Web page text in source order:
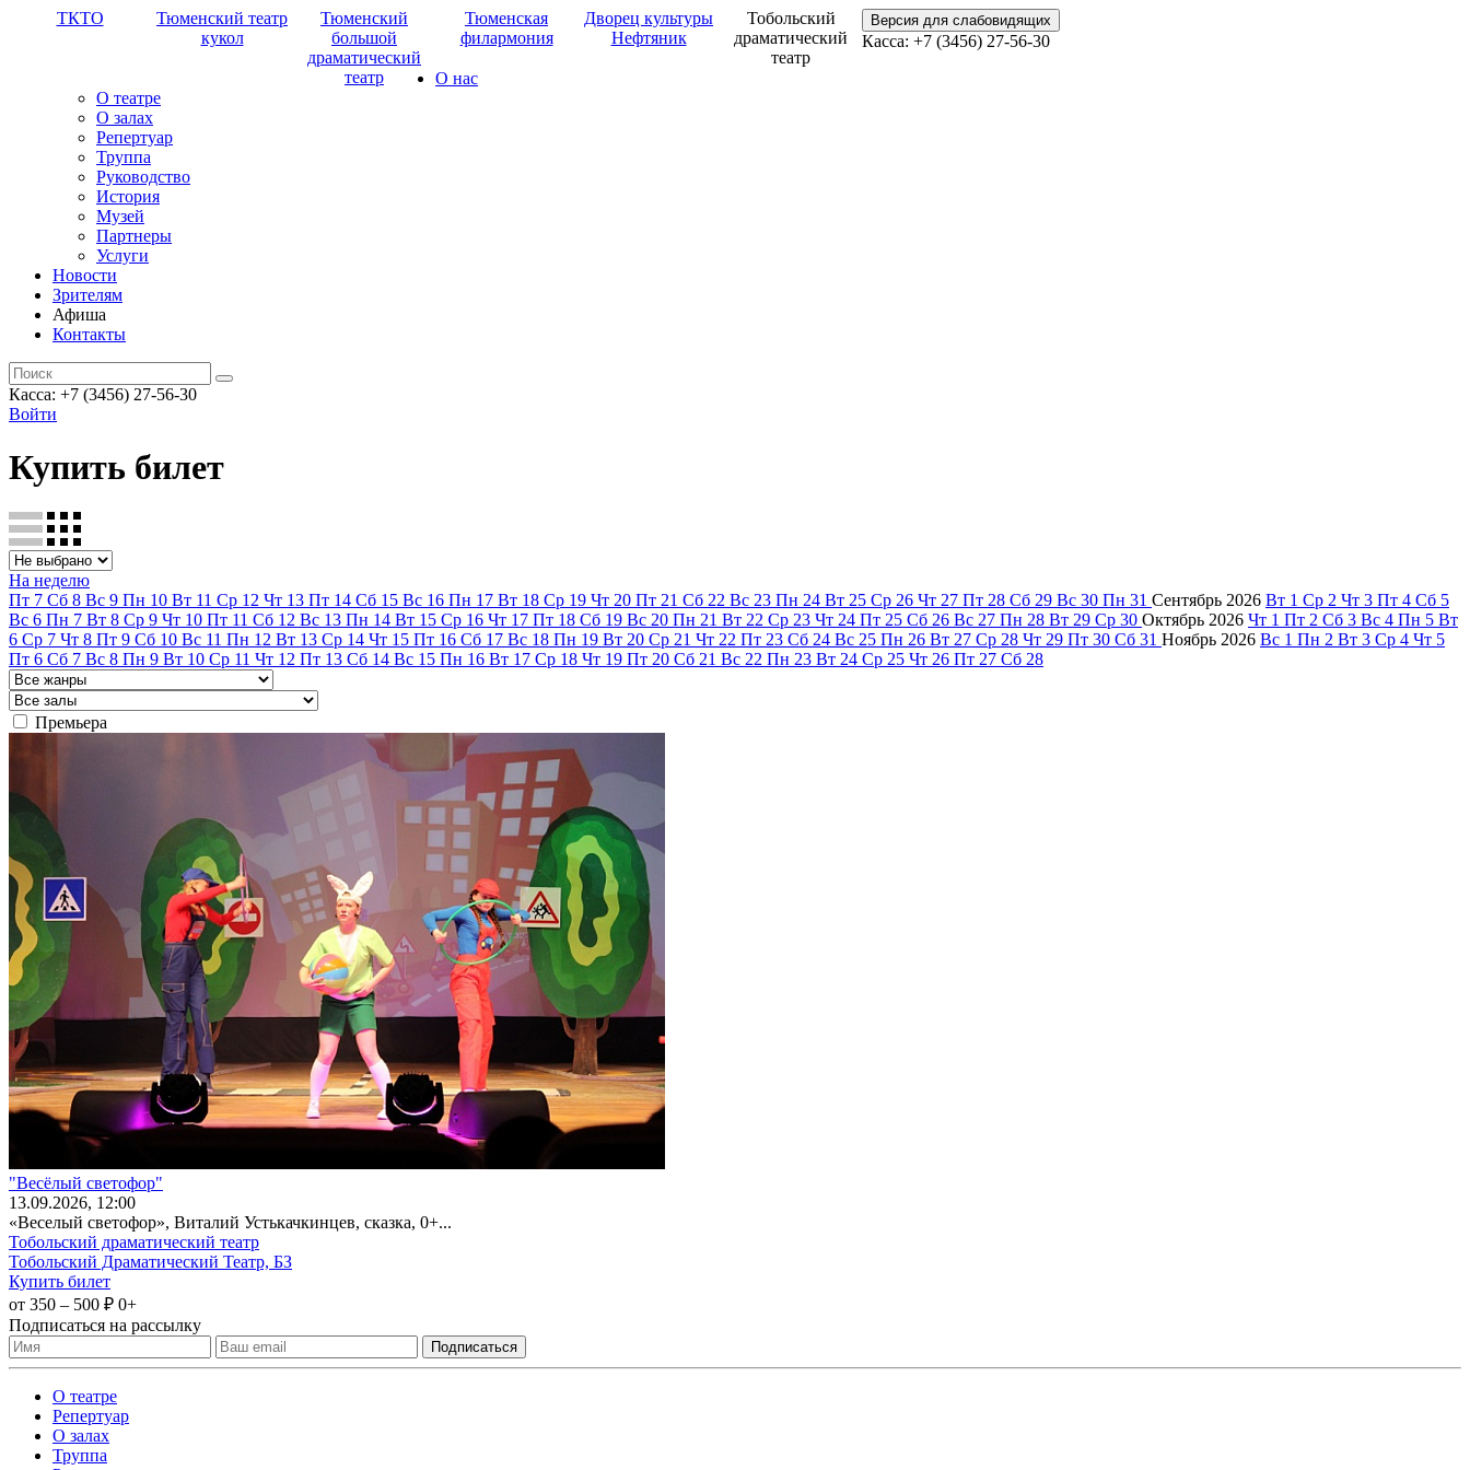
ТКТО
Тюменский театр
кукол
Тюменский
большой
драматический
театр
Тюменская
филармония
Дворец культуры
Нефтяник
Тобольский
драматический
театр
Версия для слабовидящих
Касса: +7 (3456) 27-56-30
О нас
О театре
О залах
Репертуар
Труппа
Руководство
История
Музей
Партнеры
Услуги
Новости
Зрителям
Афиша
Контакты
Касса: +7 (3456) 27-56-30
Войти
Купить билет
На неделю
Пт 7 Сб 8 Вс 9 Пн 10 Вт 11 Ср 12 Чт 13 Пт 14 Сб 15 Вс 16 Пн 17 Вт 18 Ср 19 Чт 20 Пт 21 Сб 22 Вс 23 Пн 24 Вт 25 Ср 26 Чт 27 Пт 28 Сб 29 Вс 30 Пн 31 Сентябрь 2026 Вт 1 Ср 2 Чт 3 Пт 4 Сб 5
Вс 6 Пн 7 Вт 8 Ср 9 Чт 10 Пт 11 Сб 12 Вс 13 Пн 14 Вт 15 Ср 16 Чт 17 Пт 18 Сб 19 Вс 20 Пн 21 Вт 22 Ср 23 Чт 24 Пт 25 Сб 26 Вс 27 Пн 28 Вт 29 Ср 30 Октябрь 2026 Чт 1 Пт 2 Сб 3 Вс 4 Пн 5 Вт
6 Ср 7 Чт 8 Пт 9 Сб 10 Вс 11 Пн 12 Вт 13 Ср 14 Чт 15 Пт 16 Сб 17 Вс 18 Пн 19 Вт 20 Ср 21 Чт 22 Пт 23 Сб 24 Вс 25 Пн 26 Вт 27 Ср 28 Чт 29 Пт 30 Сб 31 Ноябрь 2026 Вс 1 Пн 2 Вт 3 Ср 4 Чт 5
Пт 6 Сб 7 Вс 8 Пн 9 Вт 10 Ср 11 Чт 12 Пт 13 Сб 14 Вс 15 Пн 16 Вт 17 Ср 18 Чт 19 Пт 20 Сб 21 Вс 22 Пн 23 Вт 24 Ср 25 Чт 26 Пт 27 Сб 28
Премьера
"Весёлый светофор"
13.09.2026, 12:00
«Веселый светофор», Виталий Устькачкинцев, сказка, 0+...
Тобольский драматический театр
Тобольский Драматический Театр, БЗ
Купить билет
от 350 – 500 ₽ 0+
Подписаться на рассылку
О театре
Репертуар
О залах
Труппа